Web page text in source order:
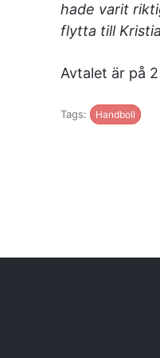
hade varit
flytta till
Avtalet är på
Tags: Handboll